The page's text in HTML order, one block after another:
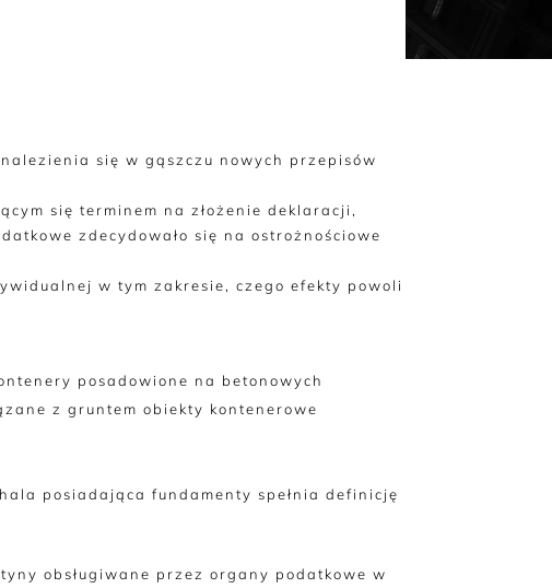
się w gąszczu nowych przepisów
się terminem na złożenie deklaracji,
zdecydowało się na ostrożnościowe
w tym zakresie, czego efekty powoli
posadowione na betonowych
z gruntem obiekty kontenerowe
posiadająca fundamenty spełnia definicję
obsługiwane przez organy podatkowe w